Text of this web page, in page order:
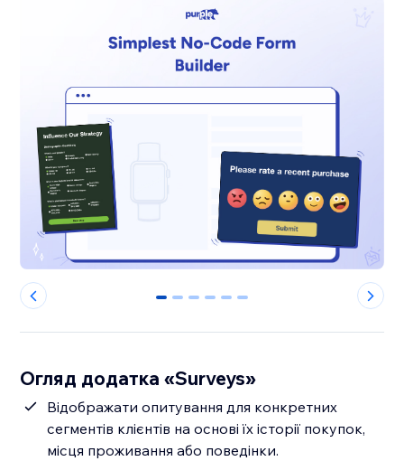
0 1 2 3 4 5
Огляд додатка «Surveys»
Відображати опитування для конкретних
сегментів клієнтів на основі їх історії покупок,
місця проживання або поведінки.